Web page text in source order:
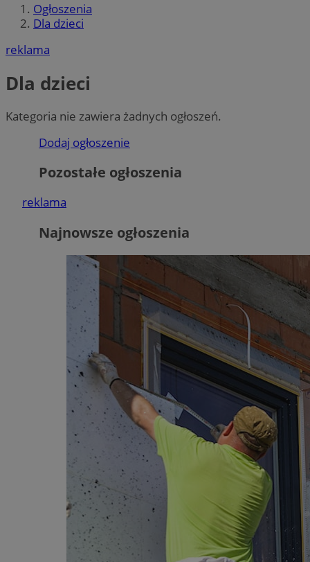
Ogłoszenia
Dla dzieci
reklama
Dla dzieci
Kategoria nie zawiera żadnych ogłoszeń.
Dodaj ogłoszenie
Pozostałe ogłoszenia
reklama
Najnowsze ogłoszenia